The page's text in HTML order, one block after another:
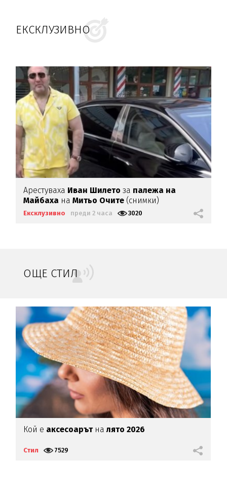
ЕКСКЛУЗИВНО
Арестуваха Иван Шилетоза палежа на
Майбаха наМитьо Очите (снимки)
Ексклузивно преди 2 часа 3020
ОЩЕ СТИЛ
Кой е аксесоарътналято 2026
Стил 7529